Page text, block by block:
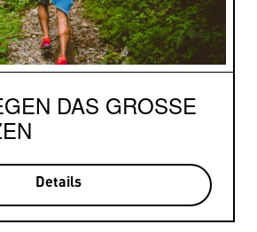
DAS GROSSE S
Details